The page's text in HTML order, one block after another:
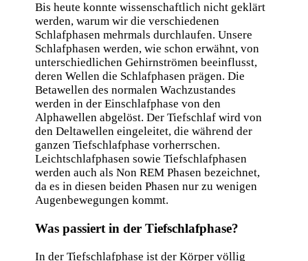
Bis heute konnte wissenschaftlich nicht geklärt
werden, warum wir die verschiedenen
Schlafphasen mehrmals durchlaufen. Unsere
Schlafphasen werden, wie schon erwähnt, von
unterschiedlichen Gehirnströmen beeinflusst,
deren Wellen die Schlafphasen prägen. Die
Betawellen des normalen Wachzustandes
werden in der Einschlafphase von den
Alphawellen abgelöst. Der Tiefschlaf wird von
den Deltawellen eingeleitet, die während der
ganzen Tiefschlafphase vorherrschen.
Leichtschlafphasen sowie Tiefschlafphasen
werden auch als Non REM Phasen bezeichnet,
da es in diesen beiden Phasen nur zu wenigen
Augenbewegungen kommt.
Was passiert in der Tiefschlafphase?
In der Tiefschlafphase ist der Körper völlig